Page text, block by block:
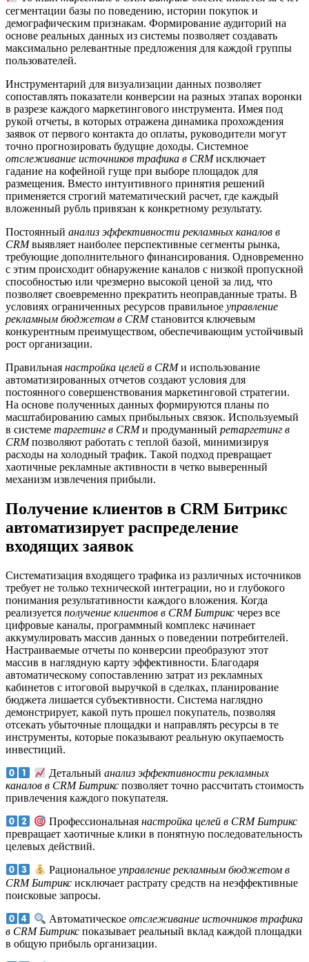
сегментации базы по поведению, истории покупок и
демографическим признакам. Формирование аудиторий на
основе реальных данных из системы позволяет создавать
максимально релевантные предложения для каждой группы
пользователей.
Инструментарий для визуализации данных позволяет
сопоставлять показатели конверсии на разных этапах воронки
в разрезе каждого маркетингового инструмента. Имея под
рукой отчеты, в которых отражена динамика прохождения
заявок от первого контакта до оплаты, руководители могут
точно прогнозировать будущие доходы. Системное
отслеживание источников трафика в CRMисключает
гадание на кофейной гуще при выборе площадок для
размещения. Вместо интуитивного принятия решений
применяется строгий математический расчет, где каждый
вложенный рубль привязан к конкретному результату.
Постоянный анализ эффективности рекламных каналов в
CRMвыявляет наиболее перспективные сегменты рынка,
требующие дополнительного финансирования. Одновременно
с этим происходит обнаружение каналов с низкой пропускной
способностью или чрезмерно высокой ценой за лид, что
позволяет своевременно прекратить неоправданные траты. В
условиях ограниченных ресурсов правильное управление
рекламным бюджетом в CRMстановится ключевым
конкурентным преимуществом, обеспечивающим устойчивый
рост организации.
Правильная настройка целей в CRMи использование
автоматизированных отчетов создают условия для
постоянного совершенствования маркетинговой стратегии.
На основе полученных данных формируются планы по
масштабированию самых прибыльных связок. Используемый
в системе таргетинг в CRMи продуманный ретаргетинг в
CRMпозволяют работать с теплой базой, минимизируя
расходы на холодный трафик. Такой подход превращает
хаотичные рекламные активности в четко выверенный
механизм извлечения прибыли.
Получение клиентов в CRM Битрикс
автоматизирует распределение
входящих заявок
Систематизация входящего трафика из различных источников
требует не только технической интеграции, но и глубокого
понимания результативности каждого вложения. Когда
реализуется получение клиентов в CRM Битрикс через все
цифровые каналы, программный комплекс начинает
аккумулировать массив данных о поведении потребителей.
Настраиваемые отчеты по конверсии преобразуют этот
массив в наглядную карту эффективности. Благодаря
автоматическому сопоставлению затрат из рекламных
кабинетов с итоговой выручкой в сделках, планирование
бюджета лишается субъективности. Система наглядно
демонстрирует, какой путь прошел покупатель, позволяя
отсекать убыточные площадки и направлять ресурсы в те
инструменты, которые показывают реальную окупаемость
инвестиций.
Детальный анализ эффективности рекламных
каналов в CRM Битрикс позволяет точно рассчитать стоимость
привлечения каждого покупателя.
Профессиональная настройка целей в CRM Битрикс
превращает хаотичные клики в понятную последовательность
целевых действий.
Рациональное управление рекламным бюджетом в
CRM Битрикс исключает растрату средств на неэффективные
поисковые запросы.
Автоматическое отслеживание источников трафика
в CRM Битрикс показывает реальный вклад каждой площадки
в общую прибыль организации.